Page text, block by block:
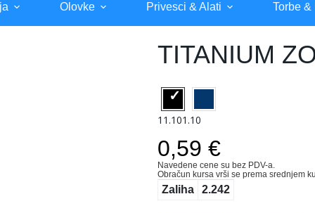
Olovke Privesci & Alati Torbe &
TITANIUM
11.101.10
0,59 €
Navedene cene su bez PDV-a.
Obračun kursa vrši se prema srednjem
Zaliha 2.242